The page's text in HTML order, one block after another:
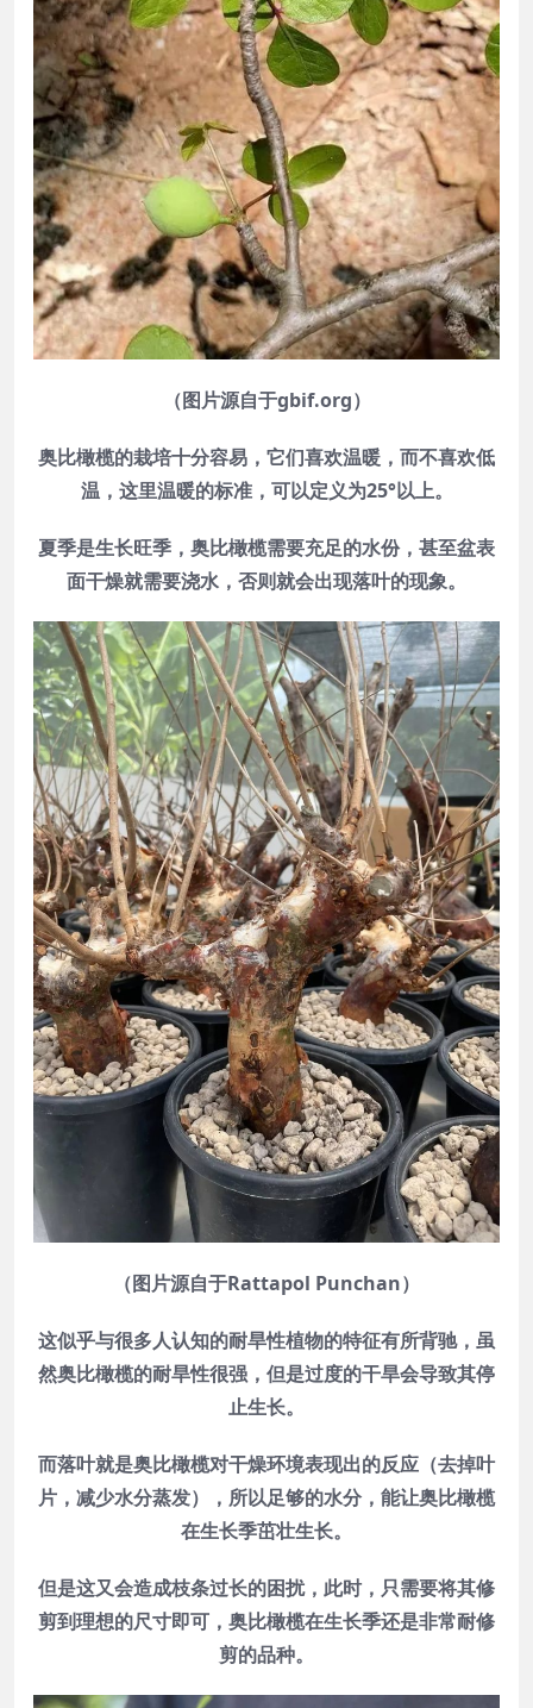
（图片源自于gbif.org）
奥比橄榄的栽培十分容易，它们喜欢温暖，而不喜欢低
温，这里温暖的标准，可以定义为25°以上。
夏季是生长旺季，奥比橄榄需要充足的水份，甚至盆表
面干燥就需要浇水，否则就会出现落叶的现象。
（图片源自于Rattapol Punchan）
这似乎与很多人认知的耐旱性植物的特征有所背驰，虽
然奥比橄榄的耐旱性很强，但是过度的干旱会导致其停
止生长。
而落叶就是奥比橄榄对干燥环境表现出的反应（去掉叶
片，减少水分蒸发），所以足够的水分，能让奥比橄榄
在生长季茁壮生长。
但是这又会造成枝条过长的困扰，此时，只需要将其修
剪到理想的尺寸即可，奥比橄榄在生长季还是非常耐修
剪的品种。